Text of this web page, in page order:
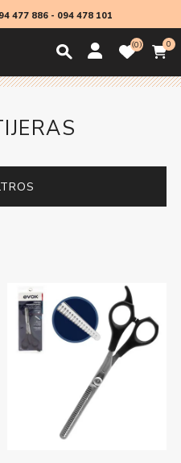
477 886- 094 478 101
0 0